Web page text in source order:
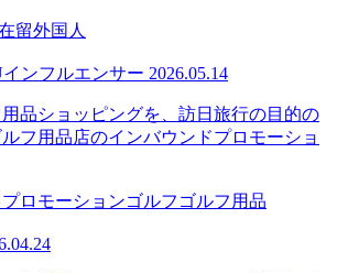
留外国人
インフルエンサー 2026.05.14
品ショッピングを、訪日旅行の目的の
フ用品店のインバウンドプロモーショ
ロモーションゴルフ ゴルフ用品